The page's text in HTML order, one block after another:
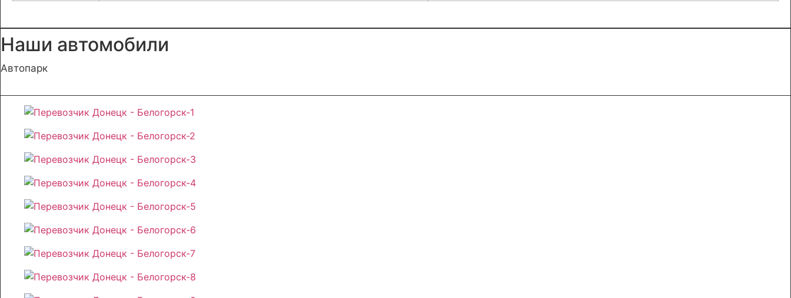
Наши автомобили
Автопарк